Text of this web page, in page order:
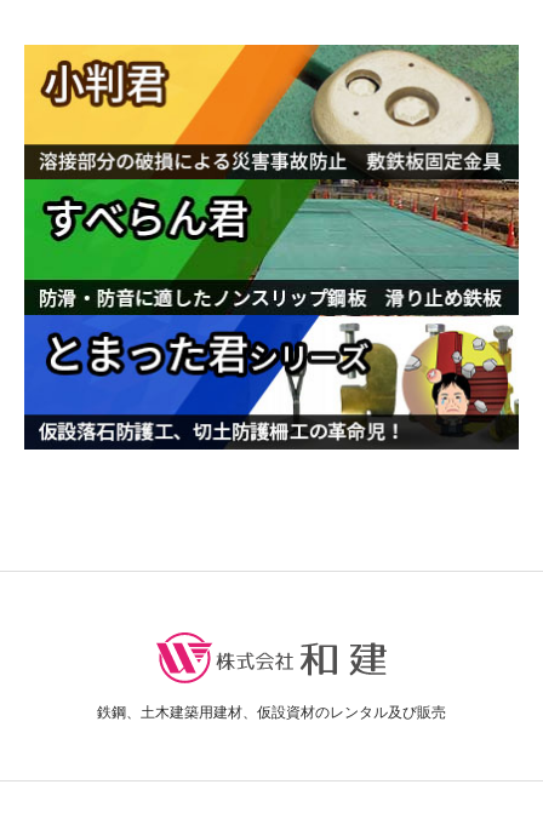
鉄鋼、土木建築用建材、仮設資材のレンタル及び販売